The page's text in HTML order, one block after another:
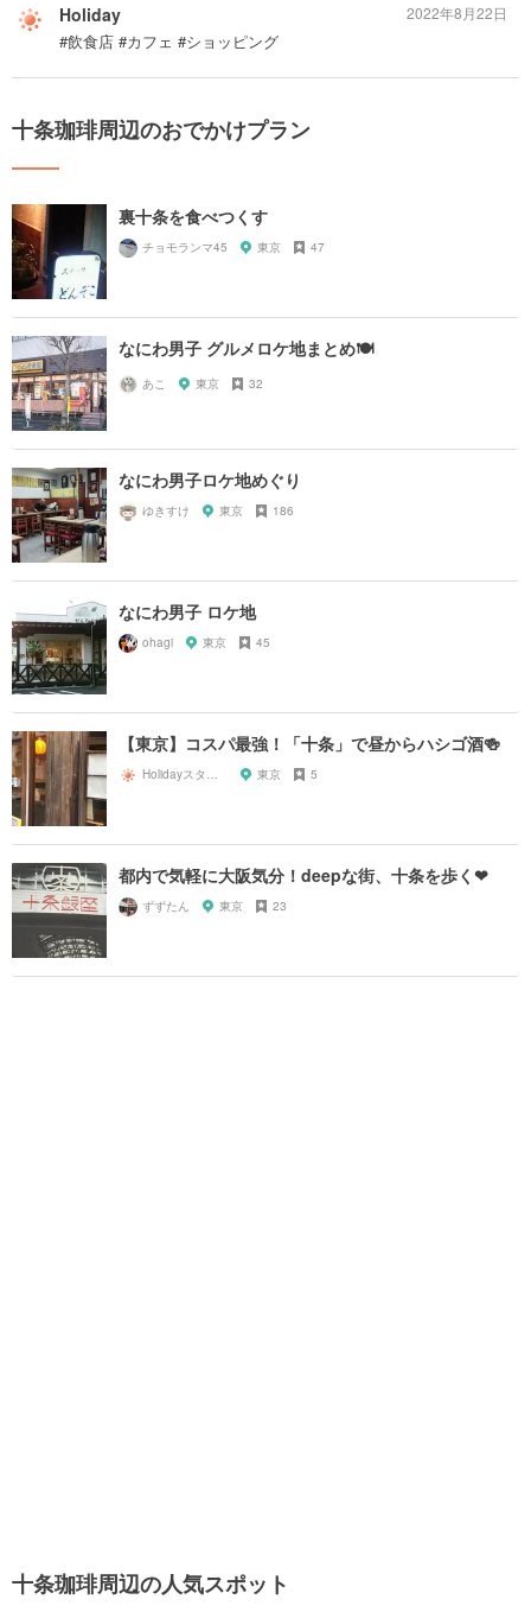
Holiday
#飲食店 #カフェ #ショッピング
2022年8月22日
十条珈琲周辺のおでかけプラン
裏十条を食べつくす
チョモランマ45 東京 47
なにわ男子 グルメロケ地まとめ🍽
あこ 東京 32
なにわ男子ロケ地めぐり
ゆきすけ 東京 186
なにわ男子 ロケ地
ohagi 東京 45
【東京】コスパ最強！「十条」で昼からハシゴ酒🍻
東京 5
都内で気軽に大阪気分！deepな街、十条を歩く❤︎
ずずたん 東京 23
十条珈琲周辺の人気スポット